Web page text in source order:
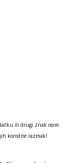
ili drugi znak osim
koristite razmak!